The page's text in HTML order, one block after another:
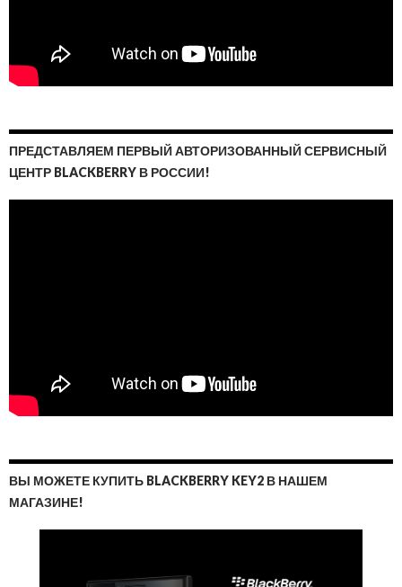
ПРЕДСТАВЛЯЕМ ПЕРВЫЙ АВТОРИЗОВАННЫЙ СЕРВИСНЫЙ
ЦЕНТР BLACKBERRY В РОССИИ!
ВЫ МОЖЕТЕ КУПИТЬ BLACKBERRY KEY2 В НАШЕМ
МАГАЗИНЕ!